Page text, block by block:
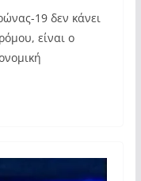
19 δεν κάνει
είναι ο